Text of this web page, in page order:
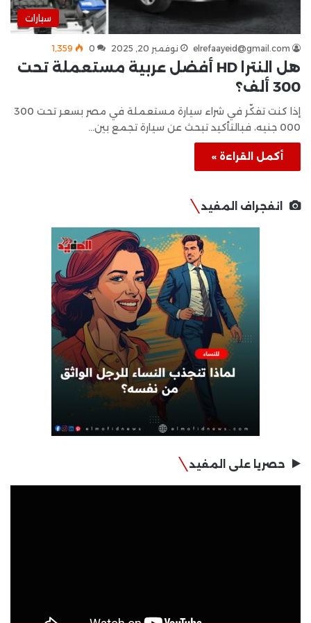
سيارات
elrefaayeid@gmail.com نوفمبر 20, 2025 0 1٬359
هل النترا HD أفضل عربية مستعملة تحت
300 ألف؟
إذا كنت تفكّر في شراء سيارة مستعملة في مصر بسعر تحت 300
000 جنيه، فبالتأكيد تبحث عن سيارة تجمع بين…
أكمل القراءة »
انفجراف المفيد
حصريا على المفيد